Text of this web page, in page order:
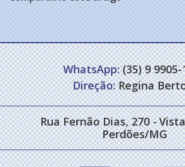
WhatsApp:(35) 9 9905-
Direção:Regina
Rua Fernão Dias, 270-
Perdões/MG